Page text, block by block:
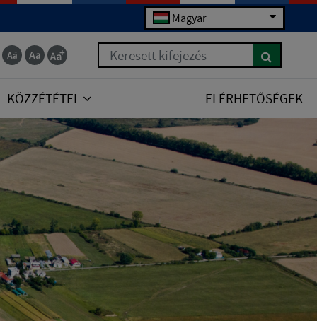
Magyar
Keresett kifejezés
KÖZZÉTÉTEL ELÉRHETŐSÉGEK